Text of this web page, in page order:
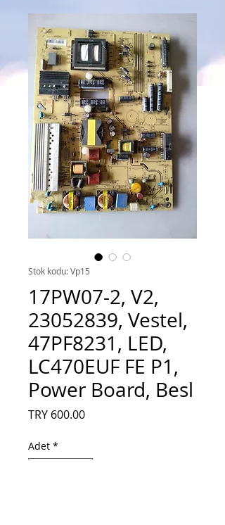
Stok kodu: Vp15
17PW07-2, V2,
23052839, Vestel,
47PF8231, LED,
LC470EUF FE P1,
Power Board, Besl
TRY 600.00Fiyat
Adet *